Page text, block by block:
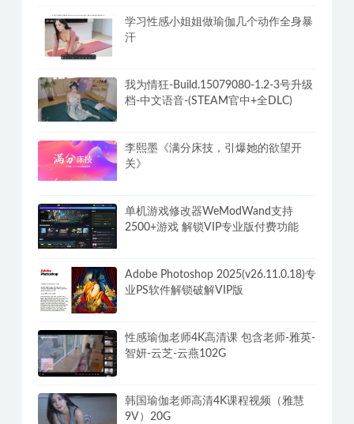
学习性感小姐姐做瑜伽几个动作全身暴
汗
我为情狂-Build.15079080-1.2-3号升级
档-中文语音-(STEAM官中+全DLC)
李熙墨《满分床技，引爆她的欲望开
关》
单机游戏修改器WeModWand支持
2500+游戏 解锁VIP专业版付费功能
Adobe Photoshop 2025(v26.11.0.18)专
业PS软件解锁破解VIP版
性感瑜伽老师4K高清课 包含老师-雅英-
智妍-云芝-云燕102G
韩国瑜伽老师高清4K课程视频（雅慧
9V）20G